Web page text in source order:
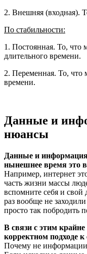
2. Внешняя (входная).
По стабильности:
1. Постоянная. То, что
длительного времени.
2. Переменная. То, что
времени.
Данные и
нюансы
Данные и информация
нынешнее время это
Например, интернет
часть жизни массы
вспомните себя и свой
раз вообще не
просто так побродить
В связи с этим крайне
корректном подходе
Почему не